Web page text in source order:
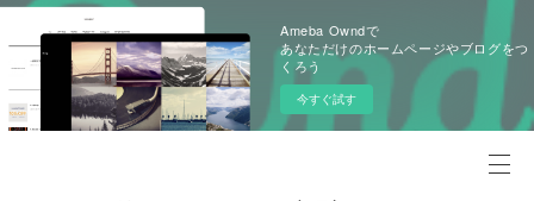
Ameba Owndで
あなただけのホームページやブログをつ
くろう
今すぐ試す